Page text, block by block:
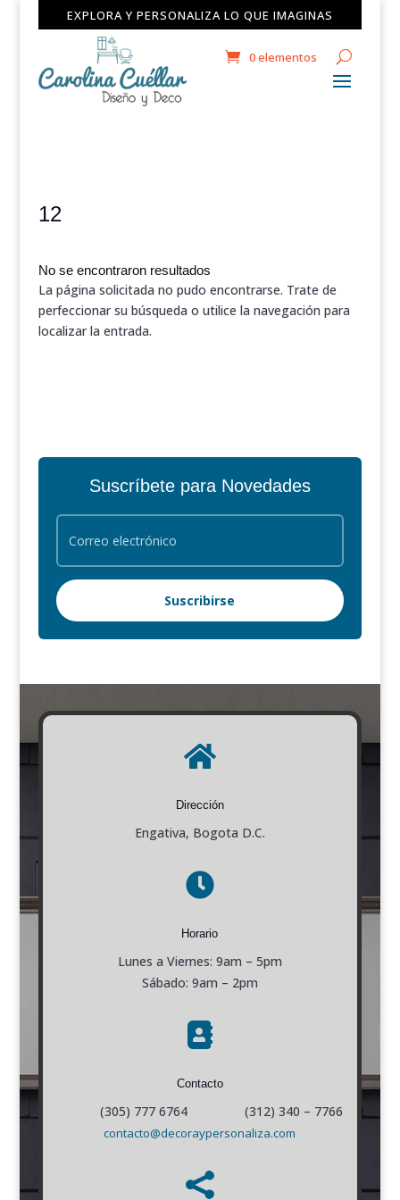
EXPLORA Y PERSONALIZA LO QUE IMAGINAS
0 elementos
12
No se encontraron resultados
La página solicitada no pudo encontrarse. Trate de
perfeccionar su búsqueda o utilice la navegación para
localizar la entrada.
Suscríbete para Novedades
Suscribirse

Dirección
Engativa, Bogota D.C.

Horario
Lunes a Viernes: 9am – 5pm
Sábado: 9am – 2pm

Contacto
(305) 777 6764 (312) 340 – 7766
contacto@decoraypersonaliza.com
